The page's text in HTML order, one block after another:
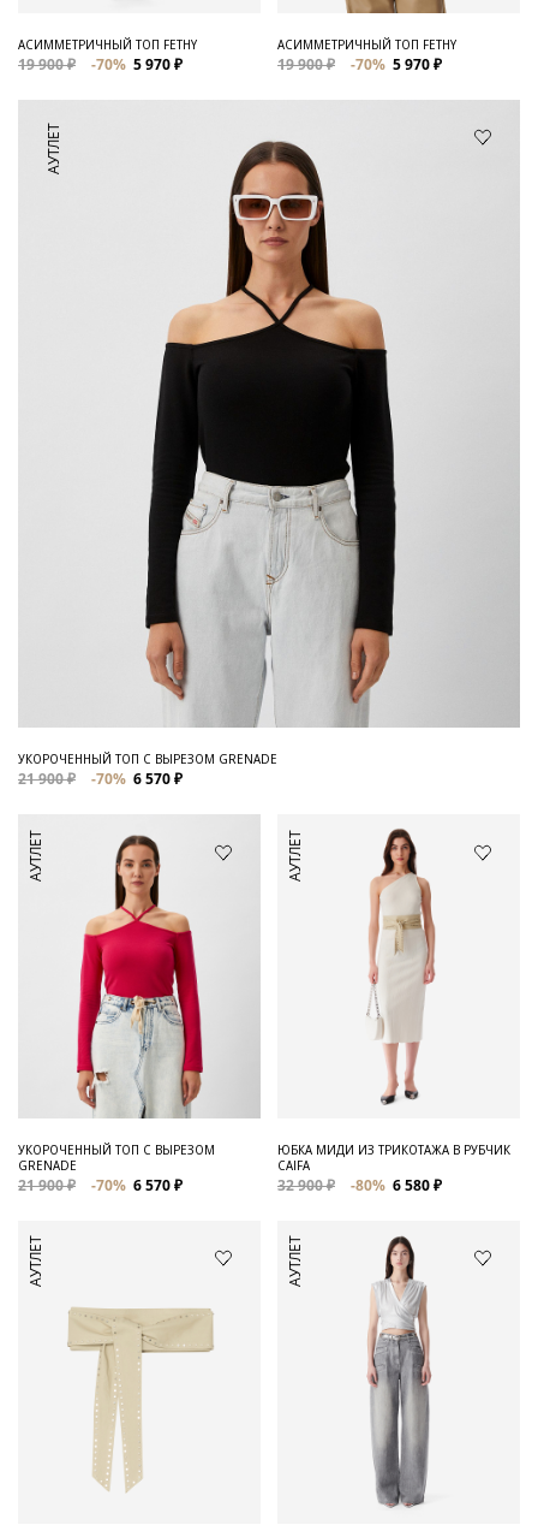
АСИММЕТРИЧНЫЙ ТОП FETHY
19 900 ₽ -70% 5 970 ₽
АСИММЕТРИЧНЫЙ ТОП FETHY
19 900 ₽ -70% 5 970 ₽
АУТЛЕТ
УКОРОЧЕННЫЙ ТОП С ВЫРЕЗОМ GRENADE
21 900 ₽ -70% 6 570 ₽
АУТЛЕТ
УКОРОЧЕННЫЙ ТОП С ВЫРЕЗОМ
GRENADE
21 900 ₽ -70% 6 570 ₽
АУТЛЕТ
ЮБКА МИДИ ИЗ ТРИКОТАЖА В РУБЧИК
CAIFA
32 900 ₽ -80% 6 580 ₽
АУТЛЕТ АУТЛЕТ